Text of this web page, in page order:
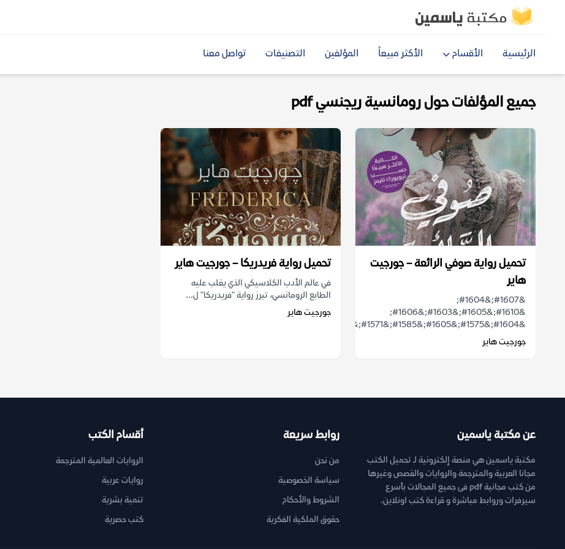
الرئيسية الأقسام الأكثر مبيعاً المؤلفين التصنيفات تواصل معنا
جميع المؤلفات حول رومانسية ريجنسي pdf
تحميل رواية صوفي الرائعة – جورجيت
هاير
&#1607;&#1604;
&#1610;&#1605;&#1603;&#1606;
&#1604;&#1575;&#1605;&#1585;&#1571;&...
جورجيت هاير
تحميل رواية فريدريكا – جورجيت هاير
في عالم الأدب الكلاسيكي الذي يغلب عليه
الطابع الرومانسي، تبرز رواية "فريدريكا" ل...
جورجيت هاير
عن مكتبة ياسمين
مكتبة ياسمين هي منصة إلكترونية لـ تحميل الكتب
مجانا العربية والمترجمة والروايات والقصص وغيرها
من كتب مجانية pdf فى جميع المجالات بأسرع
سيرفرات وروابط مباشرة و قراءة كتب اونلاين.
روابط سريعة
من نحن
سياسة الخصوصية
الشروط والأحكام
حقوق الملكية الفكرية
أقسام الكتب
الروايات العالمية المترجمة
روايات عربية
تنمية بشرية
كتب حصرية